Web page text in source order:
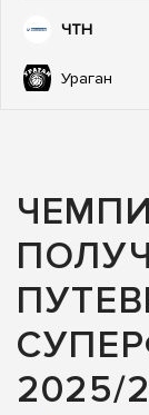
ЧТН
Ураган
2025/